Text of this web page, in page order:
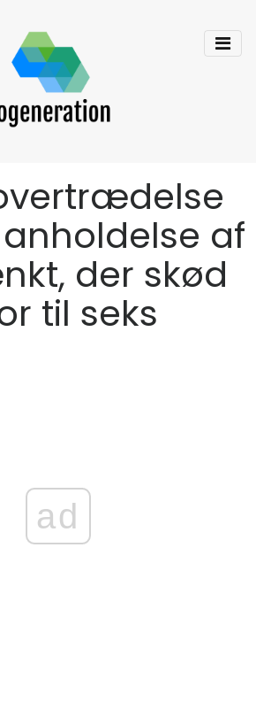
af
der skød
til seks
ad